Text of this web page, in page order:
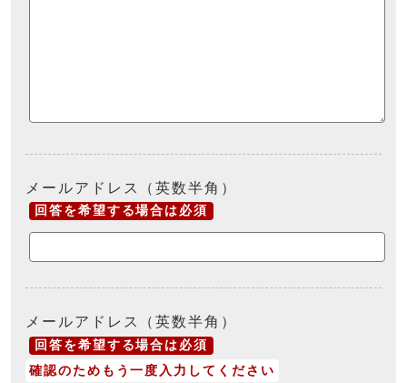
メールアドレス（英数半角）
回答を希望する場合は必須
メールアドレス（英数半角）
回答を希望する場合は必須
確認のためもう一度入力してください